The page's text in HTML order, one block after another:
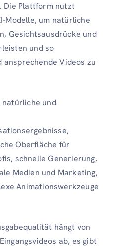
Die Plattform nutzt
Modelle, um natürliche
Gesichtsausdrücke und
und so
ansprechende Videos zu
natürliche und
Oberfläche für
schnelle Generierung,
Medien und Marketing,
Animationswerkzeuge
hängt von
ab, es gibt